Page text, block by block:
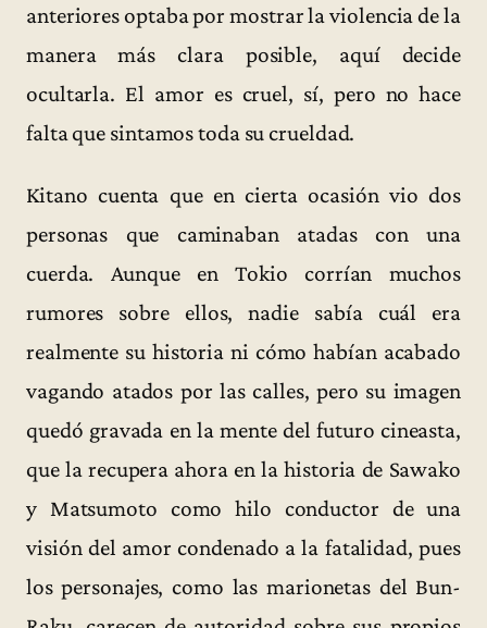
anteriores optaba por mostrar la violencia de la
manera más clara posible, aquí decide
ocultarla. El amor es cruel, sí, pero no hace
falta que sintamos toda su crueldad.
Kitano cuenta que en cierta ocasión vio dos
personas que caminaban atadas con una
cuerda. Aunque en Tokio corrían muchos
rumores sobre ellos, nadie sabía cuál era
realmente su historia ni cómo habían acabado
vagando atados por las calles, pero su imagen
quedó gravada en la mente del futuro cineasta,
que la recupera ahora en la historia de Sawako
y Matsumoto como hilo conductor de una
visión del amor condenado a la fatalidad, pues
los personajes, como las marionetas del Bun-